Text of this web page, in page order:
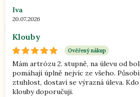
Iva
20.07.2026
Klouby
Ověřený nákup
Mám artrózu 2. stupně, na úlevu od
pomáhají úplně nejvíc ze všeho.
ztuhlost, dostaví se výrazná úleva.
klouby doporučuji.